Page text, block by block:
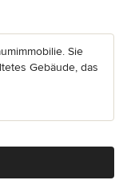
Sie
Gebäude, das